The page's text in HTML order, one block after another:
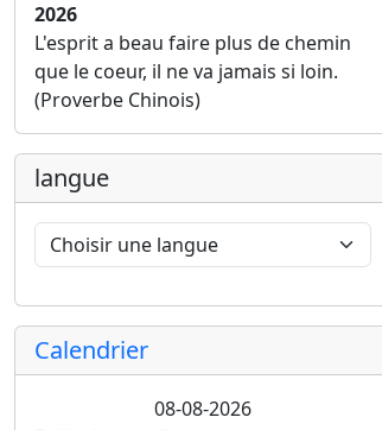
2026
L'esprit a beau faire plus de chemin
que le coeur, il ne va jamais si loin.
(Proverbe Chinois)
langue
Calendrier
08-08-2026